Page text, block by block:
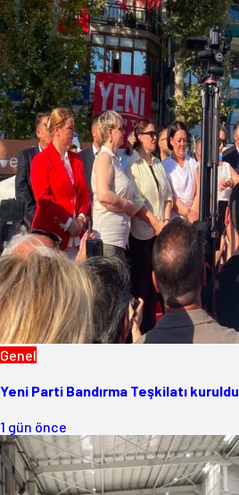
Genel
Yeni Parti Bandırma Teşkilatı kuruldu
1 gün önce